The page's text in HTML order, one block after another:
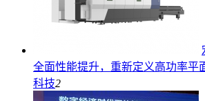
全面性能提升，重新定义高功率平
科技2